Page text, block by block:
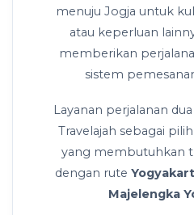
menuju Jogja untuk
atau keperluan
memberikan
sistem
Layanan perjalanan
Travelajah sebagai
yang membutuhkan
dengan rute
Majelengka